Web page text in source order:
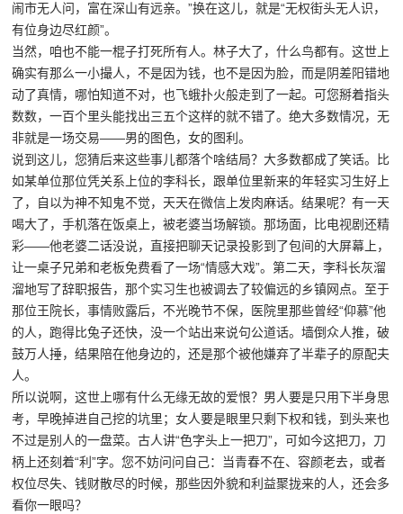
闹市无人问，富在深山有远亲。”换在这儿，就是“无权街头无人识，
有位身边尽红颜”。
当然，咱也不能一棍子打死所有人。林子大了，什么鸟都有。这世上
确实有那么一小撮人，不是因为钱，也不是因为脸，而是阴差阳错地
动了真情，哪怕知道不对，也飞蛾扑火般走到了一起。可您掰着指头
数数，一百个里头能找出三五个这样的就不错了。绝大多数情况，无
非就是一场交易——男的图色，女的图利。
说到这儿，您猜后来这些事儿都落个啥结局？大多数都成了笑话。比
如某单位那位凭关系上位的李科长，跟单位里新来的年轻实习生好上
了，自以为神不知鬼不觉，天天在微信上发肉麻话。结果呢？有一天
喝大了，手机落在饭桌上，被老婆当场解锁。那场面，比电视剧还精
彩——他老婆二话没说，直接把聊天记录投影到了包间的大屏幕上，
让一桌子兄弟和老板免费看了一场“情感大戏”。第二天，李科长灰溜
溜地写了辞职报告，那个实习生也被调去了较偏远的乡镇网点。至于
那位王院长，事情败露后，不光晚节不保，医院里那些曾经“仰慕”他
的人，跑得比兔子还快，没一个站出来说句公道话。墙倒众人推，破
鼓万人捶，结果陪在他身边的，还是那个被他嫌弃了半辈子的原配夫
人。
所以说啊，这世上哪有什么无缘无故的爱恨？男人要是只用下半身思
考，早晚掉进自己挖的坑里；女人要是眼里只剩下权和钱，到头来也
不过是别人的一盘菜。古人讲“色字头上一把刀”，可如今这把刀，刀
柄上还刻着“利”字。您不妨问问自己：当青春不在、容颜老去，或者
权位尽失、钱财散尽的时候，那些因外貌和利益聚拢来的人，还会多
看你一眼吗？